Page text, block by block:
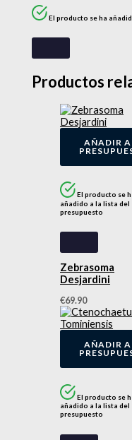
El producto se ha
Productos
AÑADIR
El producto se
añadido a la lista del
presupuesto
Zebrasoma
Desjardini
€69.90
AÑADIR
El producto se
añadido a la lista del
presupuesto